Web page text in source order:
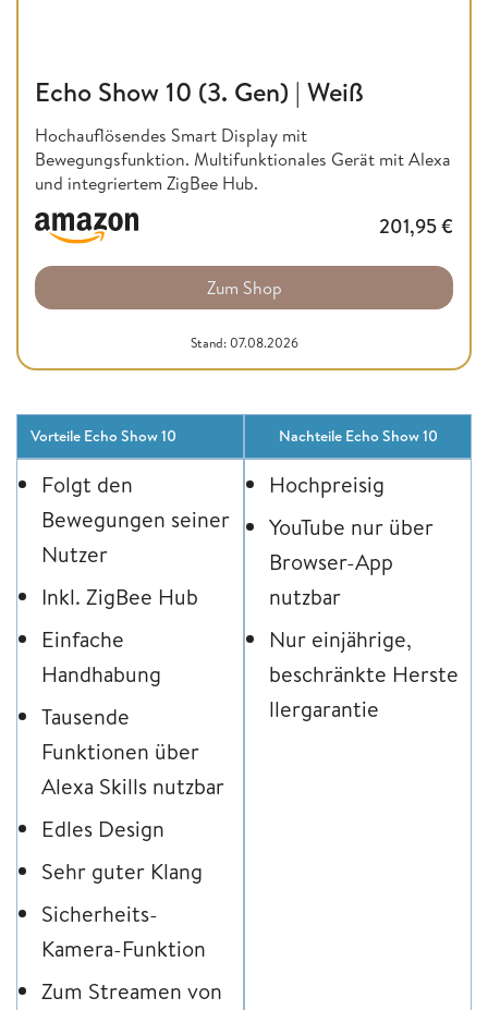
Echo Show 10 (3. Gen) | Weiß
Hochauflösendes Smart Display mit
Bewegungsfunktion. Multifunktionales Gerät mit Alexa
und integriertem ZigBee Hub.
201,95€
Zum Shop
Stand: 07.08.2026
Vorteile Echo Show 10 Nachteile Echo Show 10
Folgt den
Bewegungen seiner
Nutzer
Inkl. ZigBee Hub
Einfache
Handhabung
Tausende
Funktionen über
Alexa Skills nutzbar
Edles Design
Sehr guter Klang
Sicherheits-
Kamera-Funktion
Zum Streamen von
Hochpreisig
YouTube nur über
Browser-App
nutzbar
Nur einjährige,
beschränkte Herste
llergarantie